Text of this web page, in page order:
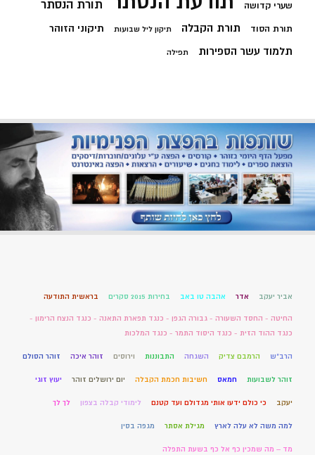
שערי קדושה תורת הנסתר
תורת הסוד תורת הקבלה תיקון ליל שבועות תיקוני הזוהר
תלמוד עשר הספירות תפילה
אביר יעקב אדר אהבה טו באב בחירות 2015 סקרים בראשית התודעה
החיטה - החסד השעורה - גבורה הגפן - כנגד תפארת התאנה - כנגד הנצח הרימון -
כנגד ההוד הזית - כנגד היסוד התמר - כנגד המלכות
הרב"ש הרמבם צדיק השגחה התבוננות וירוסים זוהר איכה זוהר הסולם
זוהר לשבועות חמאס חשיבות חכמת הקבלה יום ירושלים זוהר יעוץ זוגי
יעקב כי כולם ידעו אותי מגדולם ועד קטנם לימודי קבלה בצפון לך לך
למה משה לא עלה לארץ מגילת אסתר מגפה בסין
מד – מה שמכין כף אל כף בשעת התפלה